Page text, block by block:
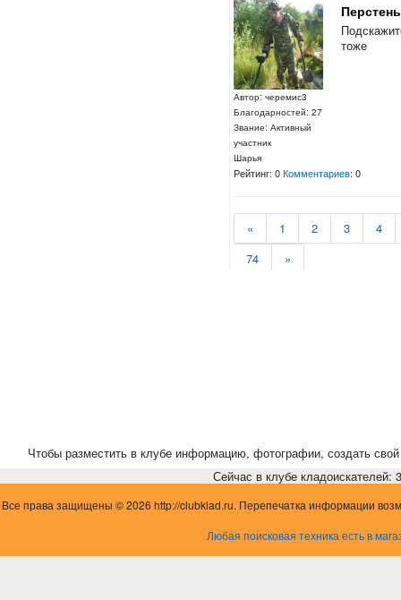
Автор: черемис3
Благодарностей: 27
Звание: Активный
участник
Шарья
Перстень
тоже
Рейтинг: 0Комментариев: 0
« 1 2 3
4
74
»
Чтобы разместить в клубе информацию, фотографии, создать свой
Сейчас в клубе кладоискателей:
Все права защищены © 2026 http://clubklad.ru. Перепечатка информации
Любая поисковая техника есть в